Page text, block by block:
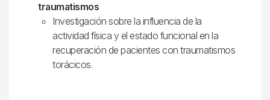
traumatismos
Investigación sobre la influencia de la
actividad física y el estado funcional en la
recuperación de pacientes con traumatismos
torácicos.